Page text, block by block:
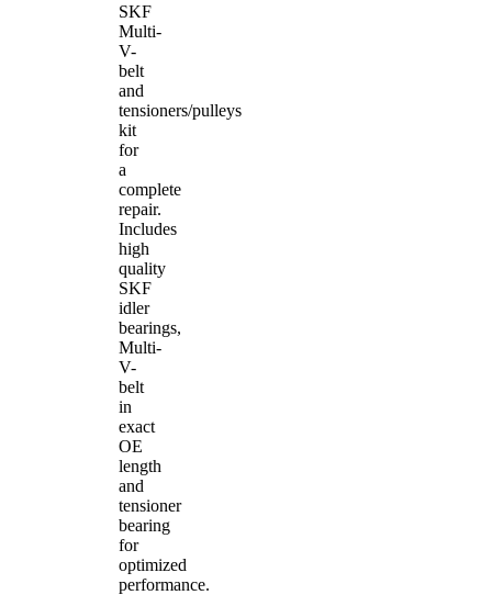
SKF
Multi-
V-
belt
and
tensioners/pulleys
kit
for
a
complete
repair.
Includes
high
quality
SKF
idler
bearings,
Multi-
V-
belt
in
exact
OE
length
and
tensioner
bearing
for
optimized
performance.